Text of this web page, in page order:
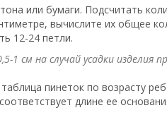
или бумаги. Подсчитать
вычислите их общее
12-24 петли.
1 см на случай усадки
пинеток по возрасту
длине ее